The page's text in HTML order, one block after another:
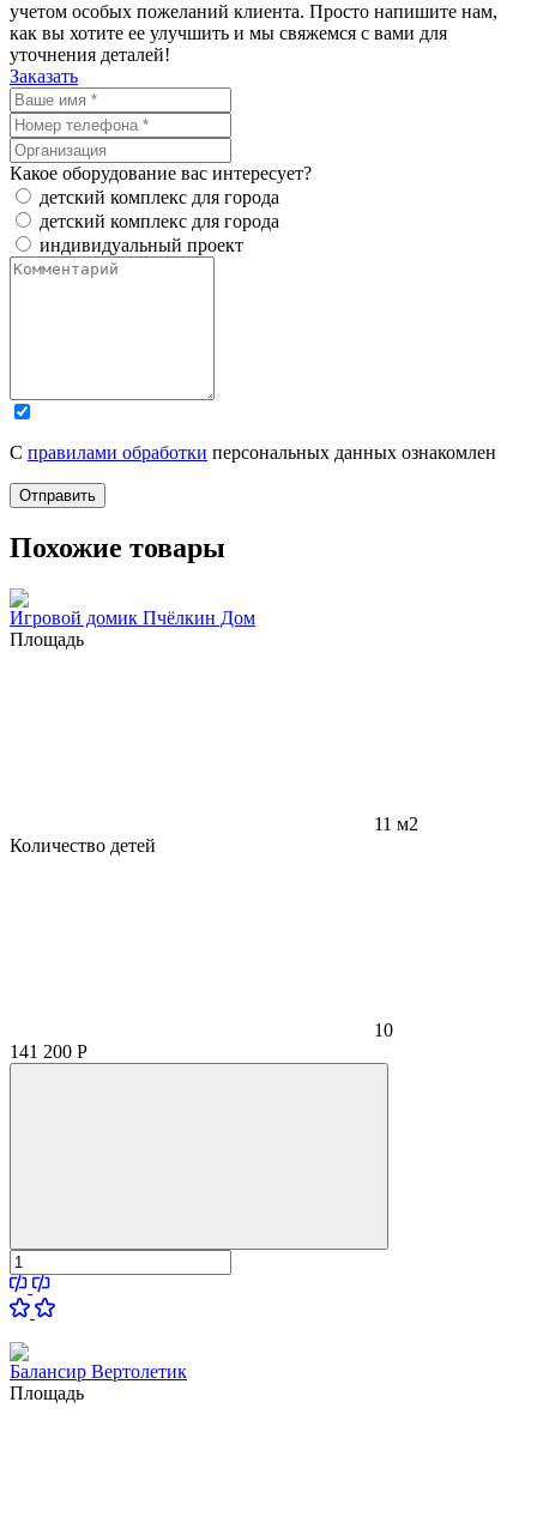
учетом особых пожеланий клиента. Просто напишите нам,
как вы хотите ее улучшить и мы свяжемся с вами для
уточнения деталей!
Заказать
Какое оборудование вас интересует?
детский комплекс для города
детский комплекс для города
индивидуальный проект
С правилами обработки персональных данных ознакомлен
Отправить
Похожие товары
Игровой домик Пчёлкин Дом
Площадь
11 м2
Количество детей
10
141 200 Р
Балансир Вертолетик
Площадь